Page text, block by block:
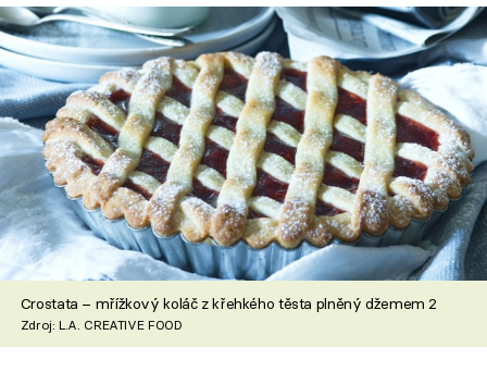
Crostata – mřížkový koláč z křehkého těsta plněný džemem 2
Zdroj: L.A. CREATIVE FOOD